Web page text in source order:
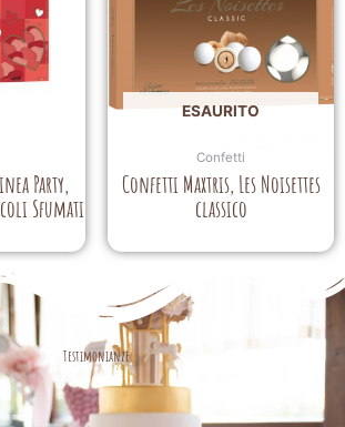
Party,
Sfumati
ESAURITO
Confetti
Confetti Maxtris, Les Noisettes
classico
Testimonianze